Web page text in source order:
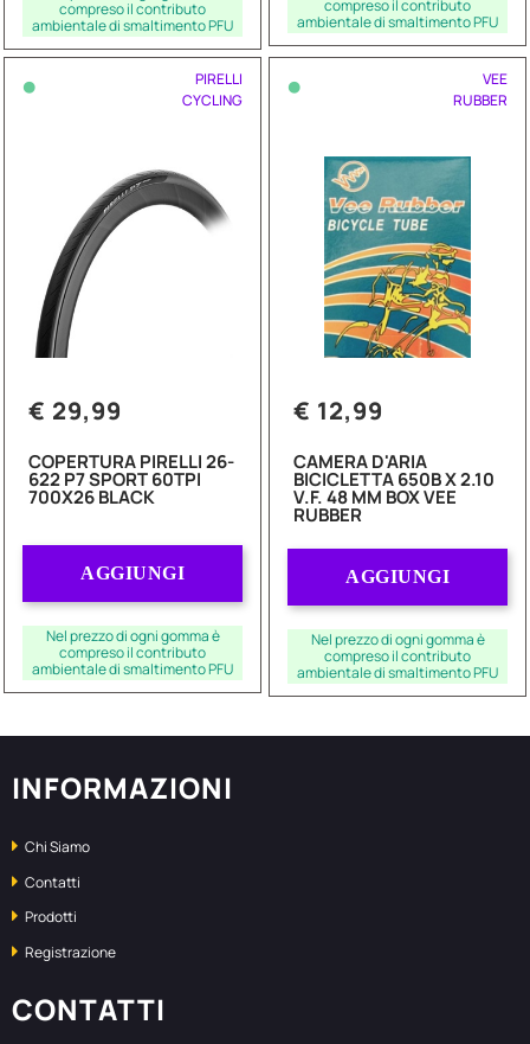
compreso il contributo
ambientale di smaltimento PFU
compreso il contributo
ambientale di smaltimento PFU
•
PIRELLI
CYCLING
€ 29,99
COPERTURA PIRELLI 26-
622 P7 SPORT 60TPI
700X26 BLACK
AGGIUNGI
Nel prezzo di ogni gomma è
compreso il contributo
ambientale di smaltimento PFU
•
VEE
RUBBER
€ 12,99
CAMERA D'ARIA
BICICLETTA 650B X 2.10
V.F. 48 MM BOX VEE
RUBBER
AGGIUNGI
Nel prezzo di ogni gomma è
compreso il contributo
ambientale di smaltimento PFU
INFORMAZIONI
Chi Siamo
Contatti
Prodotti
Registrazione
CONTATTI